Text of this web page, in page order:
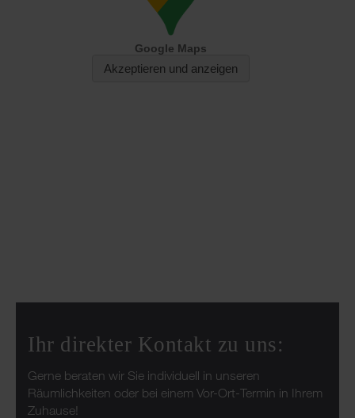
Ihr direkter Kontakt zu uns:
Gerne beraten wir Sie individuell in unseren
Räumlichkeiten oder bei einem Vor-Ort-Termin in Ihrem
Zuhause!